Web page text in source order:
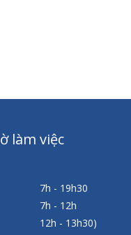
làm việc
7h - 19h30
7h - 12h
12h - 13h30)